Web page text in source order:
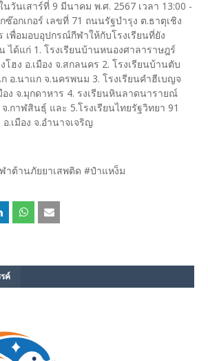
วันเสาร์ที่ 9 มีนาคม พ.ศ. 2567 เวลา 13:00 -
อกเกอร์ เลขที่ 71 ถนนรัฐบำรุง ต.ธาตุเชิง
เพื่อมอบอุปกรณ์กีฬาให้กับโรงเรียนที่ยัง
ได้แก่ 1. โรงเรียนบ้านหนองศาลาราษฎร์
โฮง อ.เมือง จ.สกลนคร 2. โรงเรียนบ้านตับ
อ.นาแก จ.นครพนม 3. โรงเรียนคำฮีเบญจ
อง จ.มุกดาหาร 4. รงเรียนหินลาดนารายณ์
.กาฬสินธุ์ และ 5.โรงเรียนไทยรัฐวิทยา 91
.เมือง จ.อำนาจเจริญ
าต้านภัยยาเสพติด #ป๋าแหง็ม
ค์​